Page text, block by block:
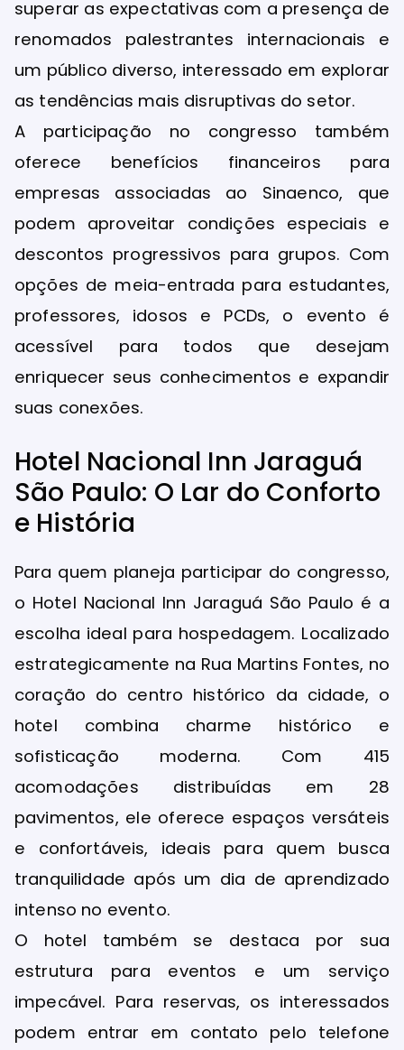
superar as expectativas com a presença de
renomados palestrantes internacionais e
um público diverso, interessado em explorar
as tendências mais disruptivas do setor.
A participação no congresso também
oferece benefícios financeiros para
empresas associadas ao Sinaenco, que
podem aproveitar condições especiais e
descontos progressivos para grupos. Com
opções de meia-entrada para estudantes,
professores, idosos e PCDs, o evento é
acessível para todos que desejam
enriquecer seus conhecimentos e expandir
suas conexões.
Hotel Nacional Inn Jaraguá
São Paulo: O Lar do Conforto
e História
Para quem planeja participar do congresso,
o Hotel Nacional Inn Jaraguá São Paulo é a
escolha ideal para hospedagem. Localizado
estrategicamente na Rua Martins Fontes, no
coração do centro histórico da cidade, o
hotel combina charme histórico e
sofisticação moderna. Com 415
acomodações distribuídas em 28
pavimentos, ele oferece espaços versáteis
e confortáveis, ideais para quem busca
tranquilidade após um dia de aprendizado
intenso no evento.
O hotel também se destaca por sua
estrutura para eventos e um serviço
impecável. Para reservas, os interessados
podem entrar em contato pelo telefone